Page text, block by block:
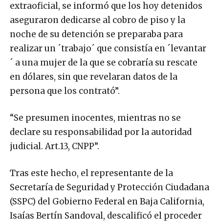
extraoficial, se informó que los hoy detenidos
aseguraron dedicarse al cobro de piso y la
noche de su detención se preparaba para
realizar un ´trabajo´ que consistía en ´levantar
´ a una mujer de la que se cobraría su rescate
en dólares, sin que revelaran datos de la
persona que los contrató”.
“Se presumen inocentes, mientras no se
declare su responsabilidad por la autoridad
judicial. Art.13, CNPP”.
Tras este hecho, el representante de la
Secretaría de Seguridad y Protección Ciudadana
(SSPC) del Gobierno Federal en Baja California,
Isaías Bertín Sandoval, descalificó el proceder